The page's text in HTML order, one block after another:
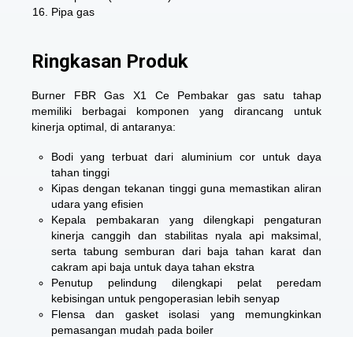
Pipa gas
Ringkasan Produk
Burner FBR Gas X1 Ce Pembakar gas satu tahap
memiliki berbagai komponen yang dirancang untuk
kinerja optimal, di antaranya:
Bodi yang terbuat dari aluminium cor untuk daya
tahan tinggi
Kipas dengan tekanan tinggi guna memastikan aliran
udara yang efisien
Kepala pembakaran yang dilengkapi pengaturan
kinerja canggih dan stabilitas nyala api maksimal,
serta tabung semburan dari baja tahan karat dan
cakram api baja untuk daya tahan ekstra
Penutup pelindung dilengkapi pelat peredam
kebisingan untuk pengoperasian lebih senyap
Flensa dan gasket isolasi yang memungkinkan
pemasangan mudah pada boiler